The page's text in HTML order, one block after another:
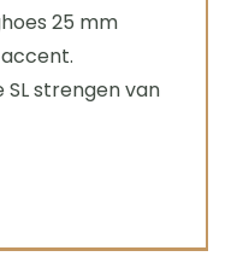
25 mm
strengen van